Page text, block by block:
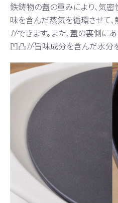
鉄鋳物の蓋の重みにより、気密
味を含んだ蒸気を循環させて、
ができます。また、蓋の裏側に
凹凸が旨味成分を含んだ水分を